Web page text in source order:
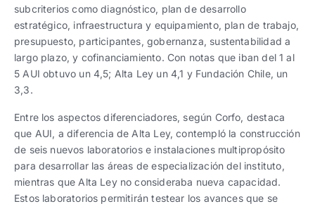
subcriterios como diagnóstico, plan de desarrollo
estratégico, infraestructura y equipamiento, plan de trabajo,
presupuesto, participantes, gobernanza, sustentabilidad a
largo plazo, y cofinanciamiento. Con notas que iban del 1 al
5 AUI obtuvo un 4,5; Alta Ley un 4,1 y Fundación Chile, un
3,3.
Entre los aspectos diferenciadores, según Corfo, destaca
que AUI, a diferencia de Alta Ley, contempló la construcción
de seis nuevos laboratorios e instalaciones multipropósito
para desarrollar las áreas de especialización del instituto,
mientras que Alta Ley no consideraba nueva capacidad.
Estos laboratorios permitirán testear los avances que se